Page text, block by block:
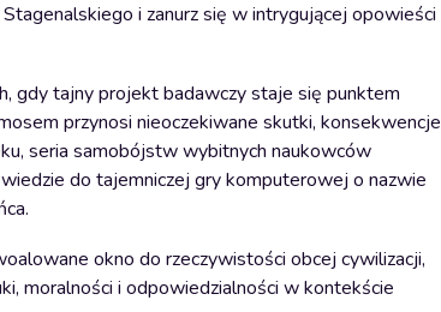
i zanurz się w intrygującej opowieści
gdy tajny projekt badawczy staje się punktem
przynosi nieoczekiwane skutki, konsekwencje
seria samobójstw wybitnych naukowców
do tajemniczej gry komputerowej o nazwie
okno do rzeczywistości obcej cywilizacji,
moralności i odpowiedzialności w kontekście